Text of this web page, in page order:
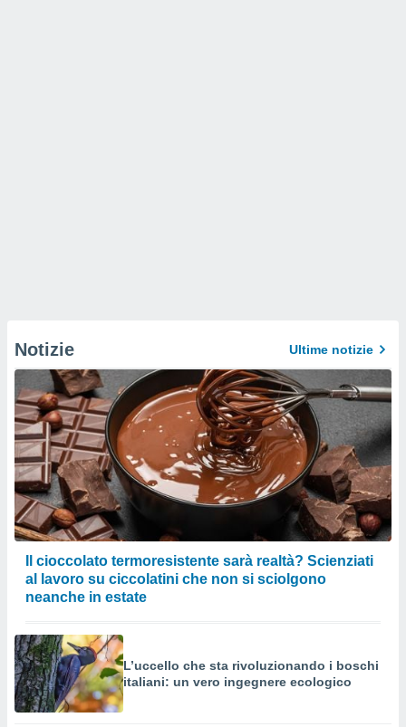
Notizie Ultime notizie
Il cioccolato termoresistente sarà realtà? Scienziati
al lavoro su ciccolatini che non si sciolgono
neanche in estate
L’uccello che sta rivoluzionando i boschi
italiani: un vero ingegnere ecologico